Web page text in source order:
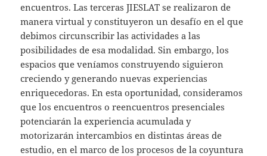
encuentros. Las terceras JIESLAT se realizaron de
manera virtual y constituyeron un desafío en el que
debimos circunscribir las actividades a las
posibilidades de esa modalidad. Sin embargo, los
espacios que veníamos construyendo siguieron
creciendo y generando nuevas experiencias
enriquecedoras. En esta oportunidad, consideramos
que los encuentros o reencuentros presenciales
potenciarán la experiencia acumulada y
motorizarán intercambios en distintas áreas de
estudio, en el marco de los procesos de la coyuntura